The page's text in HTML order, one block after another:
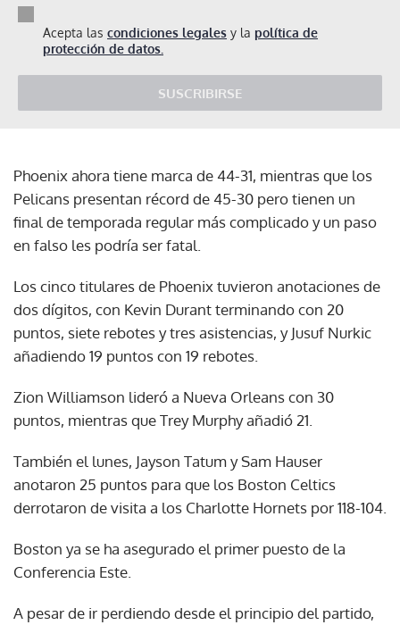
Acepta las condiciones legales y la política de
protección de datos.
SUSCRIBIRSE
Phoenix ahora tiene marca de 44-31, mientras que los
Pelicans presentan récord de 45-30 pero tienen un
final de temporada regular más complicado y un paso
en falso les podría ser fatal.
Los cinco titulares de Phoenix tuvieron anotaciones de
dos dígitos, con Kevin Durant terminando con 20
puntos, siete rebotes y tres asistencias, y Jusuf Nurkic
añadiendo 19 puntos con 19 rebotes.
Zion Williamson lideró a Nueva Orleans con 30
puntos, mientras que Trey Murphy añadió 21.
También el lunes, Jayson Tatum y Sam Hauser
anotaron 25 puntos para que los Boston Celtics
derrotaron de visita a los Charlotte Hornets por 118-104.
Boston ya se ha asegurado el primer puesto de la
Conferencia Este.
A pesar de ir perdiendo desde el principio del partido,